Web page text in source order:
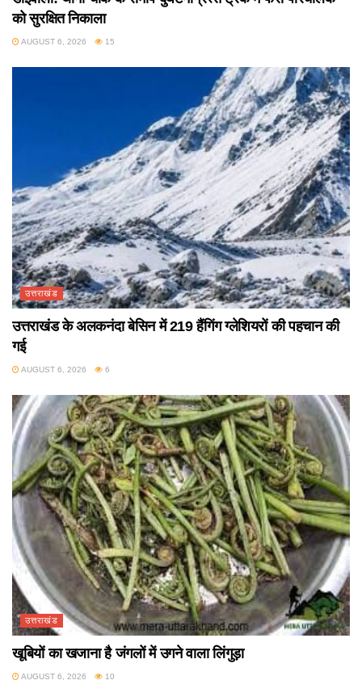
को सुरक्षित निकाला
AUGUST 6, 2026 15
उत्तराखंड
उत्तराखंड के अलकनंदा बेसिन में 219 हैंगिंग ग्लेशियरों की पहचान की
गई
AUGUST 6, 2026 6
उत्तराखंड
खूबियों का खजाना है जंगलों में उगने वाला लिंगुड़ा
AUGUST 6, 2026 10